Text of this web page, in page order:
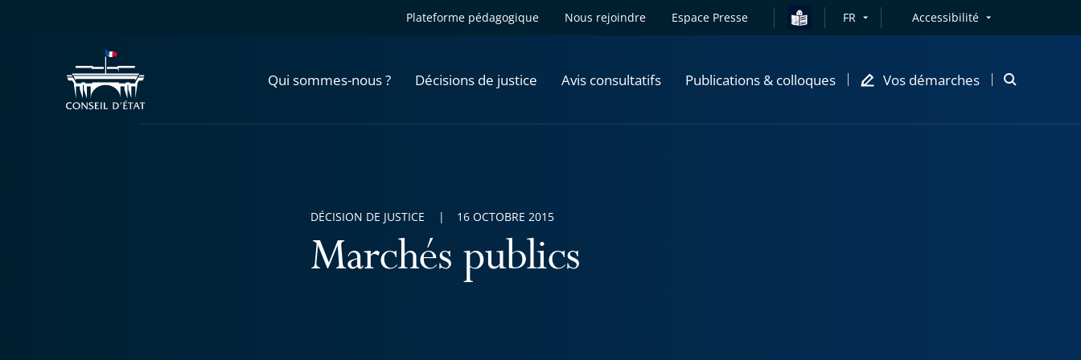
Plateforme pédagogique Nous rejoindre Espace Presse FR Accessibilité
Qui sommes-nous ? Décisions de justice Avis consultatifs Publications & colloques Vos démarches
Ouvrir
Marchés publics
DÉCISION DE JUSTICE 16 OCTOBRE 2015